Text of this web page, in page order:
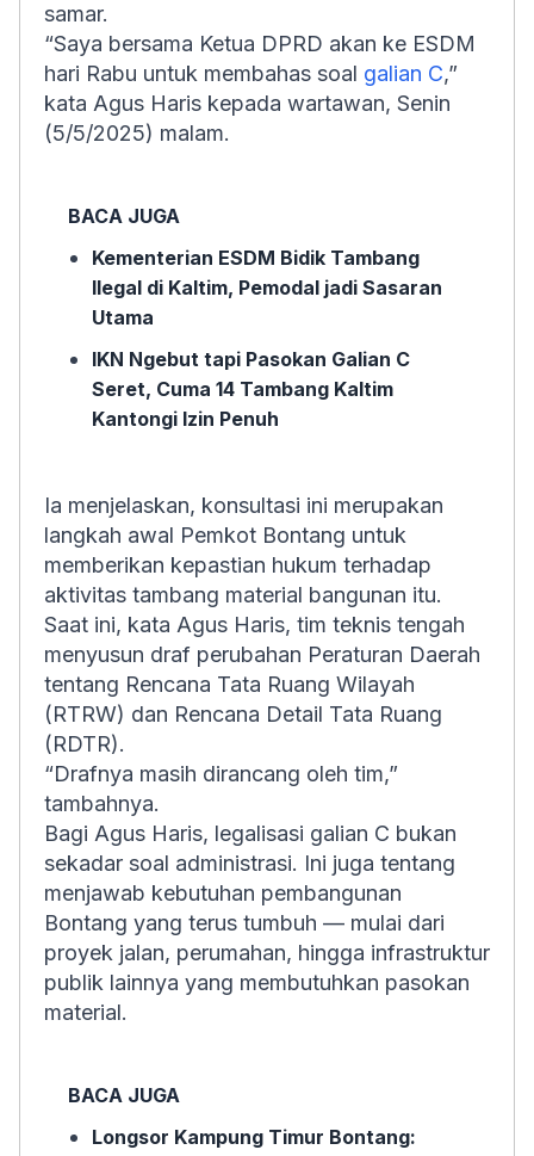
samar.
“Saya bersama Ketua DPRD akan ke ESDM
hari Rabu untuk membahas soal galian C,”
kata Agus Haris kepada wartawan, Senin
(5/5/2025) malam.
BACA JUGA
Kementerian ESDM Bidik Tambang
Ilegal di Kaltim, Pemodal jadi Sasaran
Utama
IKN Ngebut tapi Pasokan Galian C
Seret, Cuma 14 Tambang Kaltim
Kantongi Izin Penuh
Ia menjelaskan, konsultasi ini merupakan
langkah awal Pemkot Bontang untuk
memberikan kepastian hukum terhadap
aktivitas tambang material bangunan itu.
Saat ini, kata Agus Haris, tim teknis tengah
menyusun draf perubahan Peraturan Daerah
tentang Rencana Tata Ruang Wilayah
(RTRW) dan Rencana Detail Tata Ruang
(RDTR).
“Drafnya masih dirancang oleh tim,”
tambahnya.
Bagi Agus Haris, legalisasi galian C bukan
sekadar soal administrasi. Ini juga tentang
menjawab kebutuhan pembangunan
Bontang yang terus tumbuh — mulai dari
proyek jalan, perumahan, hingga infrastruktur
publik lainnya yang membutuhkan pasokan
material.
BACA JUGA
Longsor Kampung Timur Bontang: